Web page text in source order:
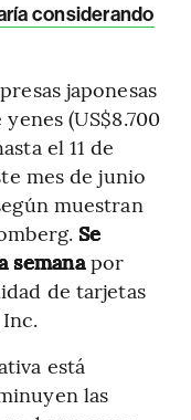
considerando
japonesas
(US$8.700
el 11 de
mes de junio
muestran
Se
semanapor
de tarjetas
está
las